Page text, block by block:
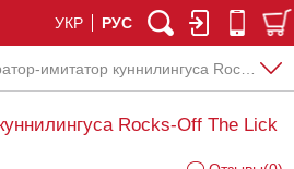
УКР РУС
имитатор куннилингуса Rocks-Off The Lick
Rocks-Off The Lick